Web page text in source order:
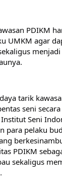
PDIKM
UMKM agar
tarik
seni
Seni
para pelaku
PDIKM
sekaligus